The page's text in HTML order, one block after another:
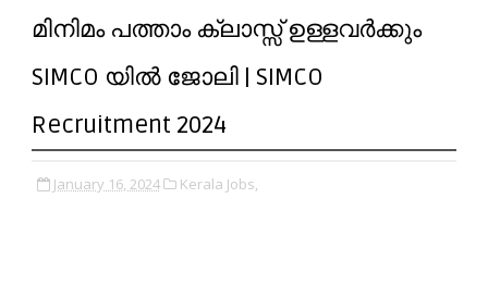
മിനിമം പത്താം ക്ലാസ്സ്‌ ഉള്ളവര്‍ക്കും
SIMCO യില്‍ ജോലി | SIMCO
Recruitment 2024
January 16, 2024 Kerala Jobs,